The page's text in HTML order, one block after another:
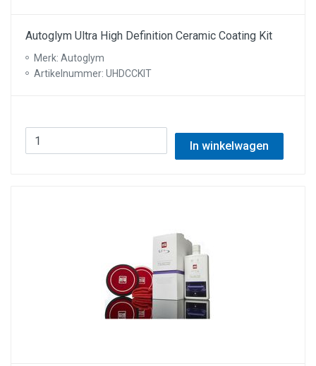
Autoglym Ultra High Definition Ceramic Coating Kit
Merk: Autoglym
Artikelnummer: UHDCCKIT
In winkelwagen